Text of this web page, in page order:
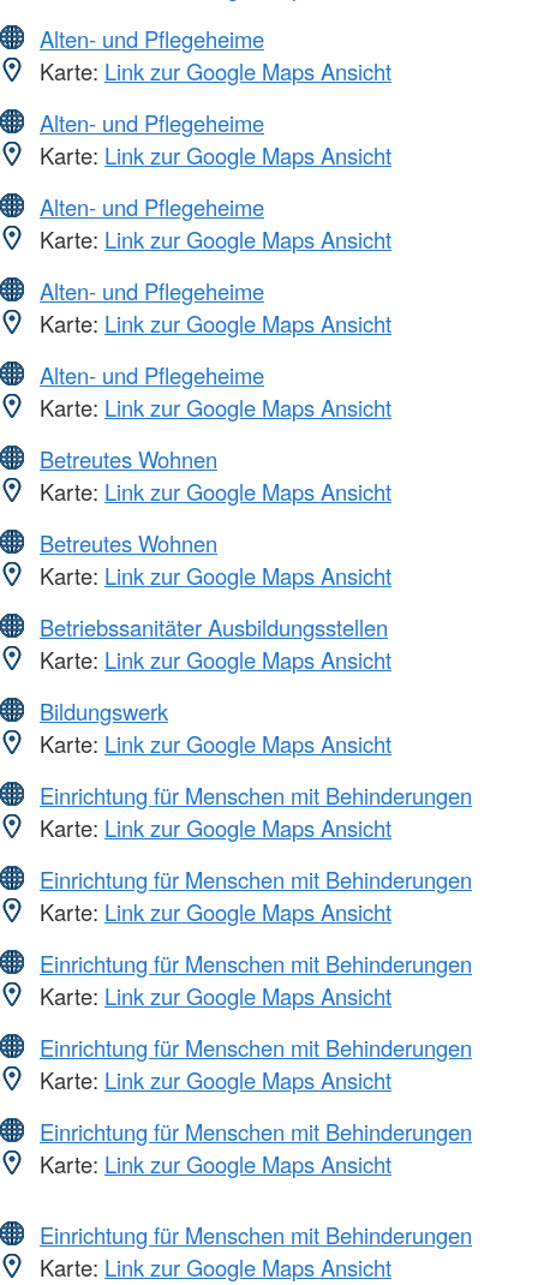
Alten- und Pflegeheime
Karte: Link zur Google Maps Ansicht
Alten- und Pflegeheime
Karte: Link zur Google Maps Ansicht
Alten- und Pflegeheime
Karte: Link zur Google Maps Ansicht
Alten- und Pflegeheime
Karte: Link zur Google Maps Ansicht
Alten- und Pflegeheime
Karte: Link zur Google Maps Ansicht
Betreutes Wohnen
Karte: Link zur Google Maps Ansicht
Betreutes Wohnen
Karte: Link zur Google Maps Ansicht
Betriebssanitäter Ausbildungsstellen
Karte: Link zur Google Maps Ansicht
Bildungswerk
Karte: Link zur Google Maps Ansicht
Einrichtung für Menschen mit Behinderungen
Karte: Link zur Google Maps Ansicht
Einrichtung für Menschen mit Behinderungen
Karte: Link zur Google Maps Ansicht
Einrichtung für Menschen mit Behinderungen
Karte: Link zur Google Maps Ansicht
Einrichtung für Menschen mit Behinderungen
Karte: Link zur Google Maps Ansicht
Einrichtung für Menschen mit Behinderungen
Karte: Link zur Google Maps Ansicht
Einrichtung für Menschen mit Behinderungen
Karte: Link zur Google Maps Ansicht